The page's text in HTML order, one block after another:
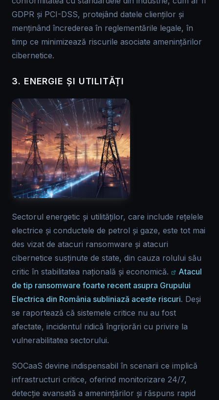
GDPR și PCI-DSS, protejând datele clienților și
menținând încrederea în reglementările legale, în
timp ce minimizează riscurile asociate amenințărilor
cibernetice.
3. ENERGIE ȘI UTILITĂȚI
Sectorul energetic și utilităților, care include rețelele
electrice și conductele de petrol și gaze, este tot mai
des vizat de atacuri ransomware și atacuri
cibernetice susținute de state, din cauza rolului său
critic în stabilitatea națională și economică.
Atacul
de tip ransomware foarte recent asupra Grupului
Electrica din România subliniază aceste riscuri. Deși
se raportează că sistemele critice nu au fost
afectate, incidentul ridică îngrijorări cu privire la
vulnerabilitatea sectorului.
SOCaaS devine indispensabil în scenarii ce implică
infrastructuri critice, oferind monitorizare 24/7,
detecție avansată a amenințărilor și răspuns rapid